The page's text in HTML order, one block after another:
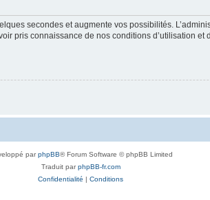
secondes et augmente vos possibilités.
pris connaissance de nos conditions d’utilisation
parphpBB® Forum Software © phpBB Limited
Traduit parphpBB-fr.com
Confidentialité | Conditions